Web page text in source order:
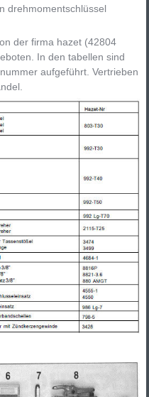
drehmomentschlüssel
der firma hazet (42804
In den tabellen sind
aufgeführt. Vertrieben